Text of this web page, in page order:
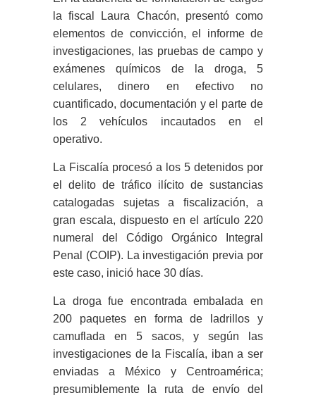
la fiscal Laura Chacón, presentó como
elementos de convicción, el informe de
investigaciones, las pruebas de campo y
exámenes químicos de la droga, 5
celulares, dinero en efectivo no
cuantificado, documentación y el parte de
los 2 vehículos incautados en el
operativo.
La Fiscalía procesó a los 5 detenidos por
el delito de tráfico ilícito de sustancias
catalogadas sujetas a fiscalización, a
gran escala, dispuesto en el artículo 220
numeral del Código Orgánico Integral
Penal (COIP). La investigación previa por
este caso, inició hace 30 días.
La droga fue encontrada embalada en
200 paquetes en forma de ladrillos y
camuflada en 5 sacos, y según las
investigaciones de la Fiscalía, iban a ser
enviadas a México y Centroamérica;
presumiblemente la ruta de envío del